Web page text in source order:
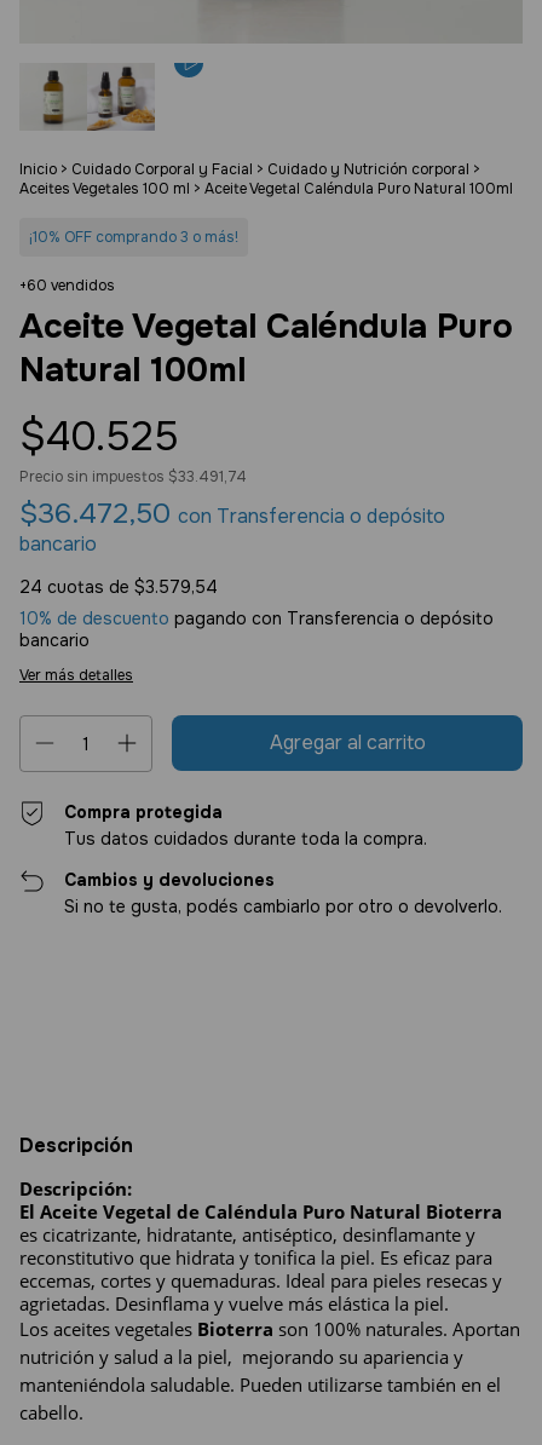
Inicio > Cuidado Corporal y Facial > Cuidado y Nutrición corporal >
Aceites Vegetales 100 ml > Aceite Vegetal Caléndula Puro Natural 100ml
¡10% OFF comprando 3 o más!
+60 vendidos
Aceite Vegetal Caléndula Puro
Natural 100ml
$40.525
Precio sin impuestos $33.491,74
$36.472,50 con Transferencia o depósito
bancario
24 cuotas de $3.579,54
10% de descuento pagando con Transferencia o depósito
bancario
Ver más detalles
Compra protegida
Tus datos cuidados durante toda la compra.
Cambios y devoluciones
Si no te gusta, podés cambiarlo por otro o devolverlo.
Descripción
Descripción:
es cicatrizante, hidratante, antiséptico, desinflamante y
reconstitutivo que hidrata y tonifica la piel. Es eficaz para
eccemas, cortes y quemaduras. Ideal para pieles resecas y
agrietadas. Desinflama y vuelve más elástica la piel.
Los aceites vegetales Bioterra son 100% naturales. Aportan
nutrición y salud a la piel,  mejorando su apariencia y
manteniéndola saludable. Pueden utilizarse también en el
cabello.